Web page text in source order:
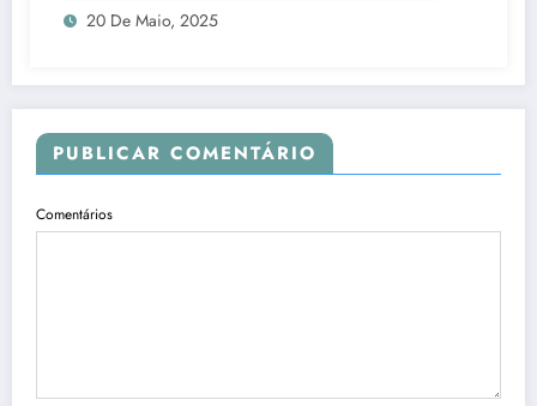
20 De Maio, 2025
PUBLICAR COMENTÁRIO
Comentários